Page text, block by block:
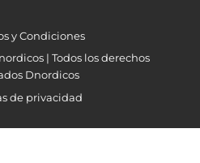
y Condiciones
| Todos los derechos
Dnordicos
de privacidad